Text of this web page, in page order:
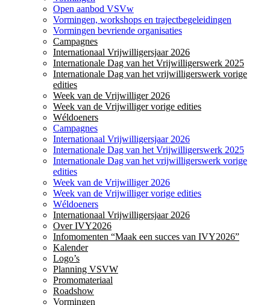
Open aanbod VSVw
Vormingen, workshops en trajectbegeleidingen
Vormingen bevriende organisaties
Campagnes
Internationaal Vrijwilligersjaar 2026
Internationale Dag van het Vrijwilligerswerk 2025
Internationale Dag van het vrijwilligerswerk vorige
edities
Week van de Vrijwilliger 2026
Week van de Vrijwilliger vorige edities
Wéldoeners
Campagnes
Internationaal Vrijwilligersjaar 2026
Internationale Dag van het Vrijwilligerswerk 2025
Internationale Dag van het vrijwilligerswerk vorige
edities
Week van de Vrijwilliger 2026
Week van de Vrijwilliger vorige edities
Wéldoeners
Internationaal Vrijwilligersjaar 2026
Over IVY2026
Infomomenten “Maak een succes van IVY2026”
Kalender
Logo’s
Planning VSVW
Promomateriaal
Roadshow
Vormingen